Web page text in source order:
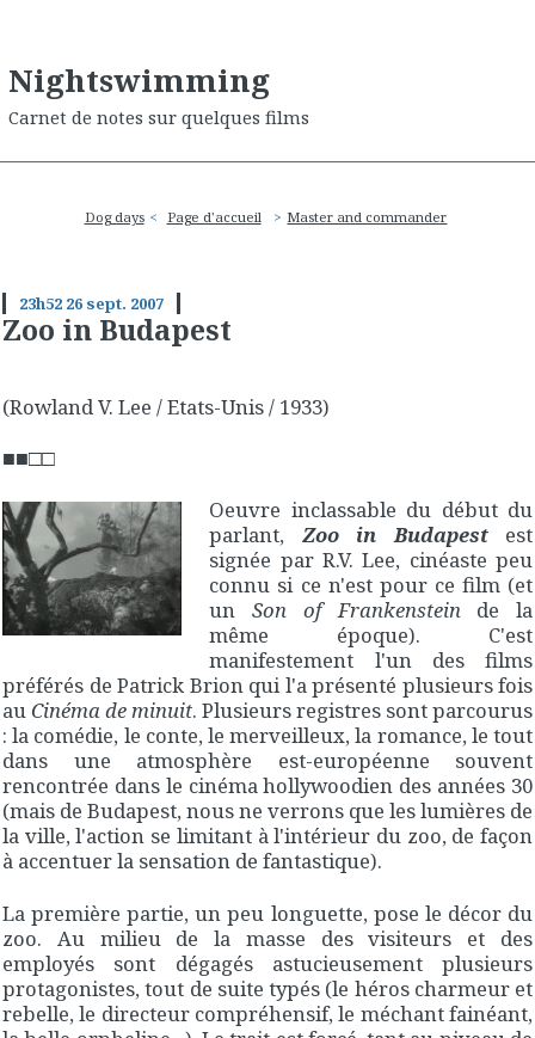
Nightswimming
Carnet de notes sur quelques films
Dog days Page d'accueil Master and commander
23h52 26 sept. 2007
Zoo in Budapest
(Rowland V. Lee / Etats-Unis / 1933)
■■□□
Oeuvre inclassable du début du
parlant, Zoo in Budapestest
signée par R.V. Lee, cinéaste peu
connu si ce n'est pour ce film (et
unSon of Frankensteinde la
même époque). C'est
manifestement l'un des films
préférés de Patrick Brion qui l'a présenté plusieurs fois
au Cinéma de minuit. Plusieurs registres sont parcourus
: la comédie, le conte, le merveilleux, la romance, le tout
dans une atmosphère est-européenne souvent
rencontrée dans le cinéma hollywoodien des années 30
(mais de Budapest, nous ne verrons que les lumières de
la ville, l'action se limitant à l'intérieur du zoo, de façon
à accentuer la sensation de fantastique).
La première partie, un peu longuette, pose le décor du
zoo. Au milieu de la masse des visiteurs et des
employés sont dégagés astucieusement plusieurs
protagonistes, tout de suite typés (le héros charmeur et
rebelle, le directeur compréhensif, le méchant fainéant,